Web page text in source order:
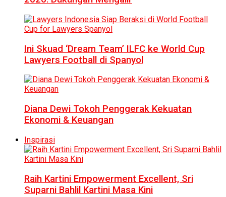
Ini Skuad ‘Dream Team’ ILFC ke World Cup
Lawyers Football di Spanyol
Diana Dewi Tokoh Penggerak Kekuatan
Ekonomi & Keuangan
Inspirasi
Raih Kartini Empowerment Excellent, Sri
Suparni Bahlil Kartini Masa Kini